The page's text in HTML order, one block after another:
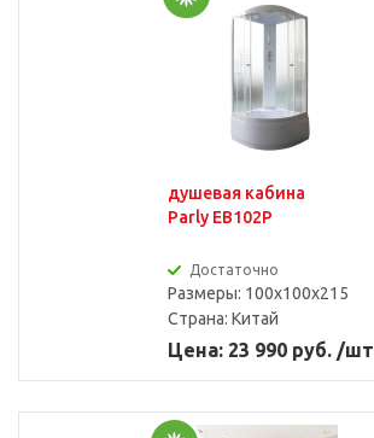
душевая кабина
Parly EB102P
Достаточно
Размеры: 100x100x215
Страна: Китай
Цена: 23 990 руб. /шт